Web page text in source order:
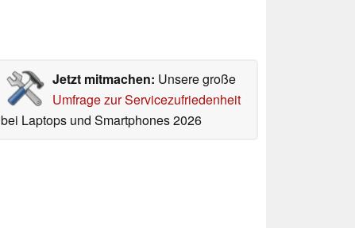
Jetzt mitmachen: Unsere große
Umfrage zur Servicezufriedenheit
bei Laptops und Smartphones 2026